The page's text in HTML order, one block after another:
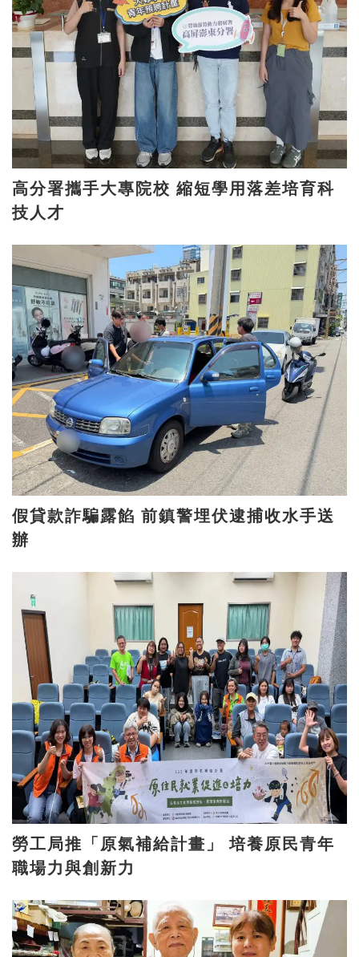
高分署攜手大專院校 縮短學用落差培育科
技人才
假貸款詐騙露餡 前鎮警埋伏逮捕收水手送
辦
勞工局推「原氣補給計畫」 培養原民青年
職場力與創新力